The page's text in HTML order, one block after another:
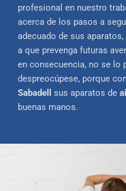
profesional en nuestro
acerca de los pasos a
adecuado de sus
a que prevenga futuras
en consecuencia, no se lo
despreocúpese, porque
Sabadell
sus aparatos de
buenas manos.